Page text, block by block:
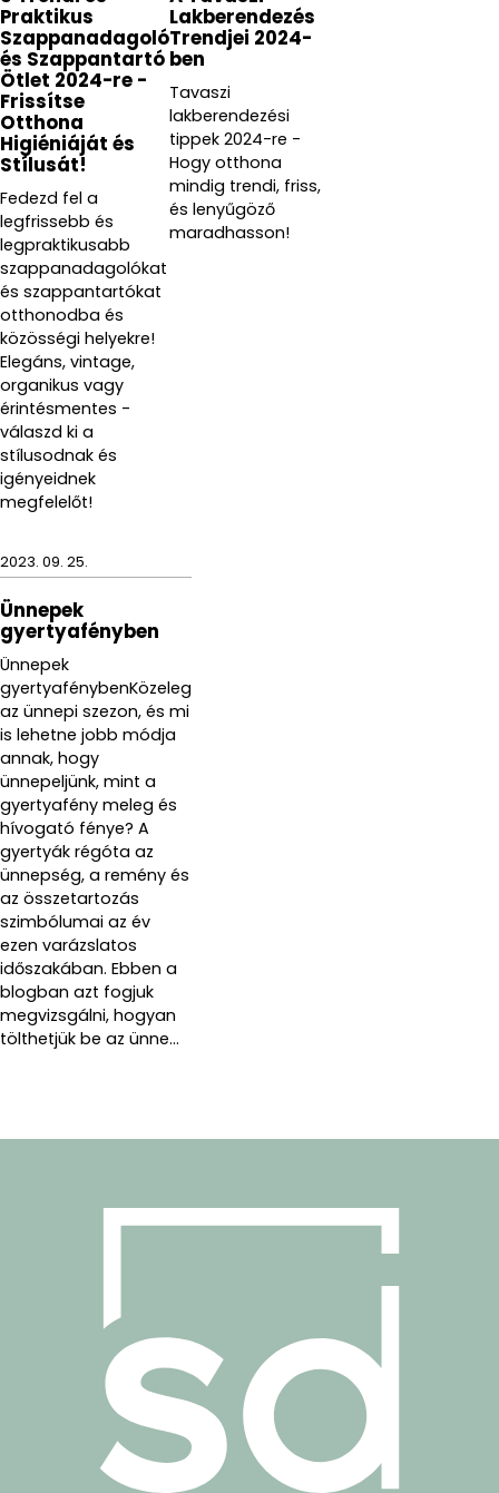
Praktikus
Szappanadagoló
és Szappantartó
Ötlet 2024-re -
Frissítse
Otthona
Higiéniáját és
Stílusát!
Fedezd fel a
legfrissebb és
legpraktikusabb
szappanadagolókat
és szappantartókat
otthonodba és
közösségi helyekre!
Elegáns, vintage,
organikus vagy
érintésmentes -
válaszd ki a
stílusodnak és
igényeidnek
megfelelőt!
Lakberendezés
Trendjei 2024-
ben
Tavaszi
lakberendezési
tippek 2024-re -
Hogy otthona
mindig trendi, friss,
és lenyűgöző
maradhasson!
2023. 09. 25.
Ünnepek
gyertyafényben
Ünnepek
gyertyafénybenKözeleg
az ünnepi szezon, és mi
is lehetne jobb módja
annak, hogy
ünnepeljünk, mint a
gyertyafény meleg és
hívogató fénye? A
gyertyák régóta az
ünnepség, a remény és
az összetartozás
szimbólumai az év
ezen varázslatos
időszakában. Ebben a
blogban azt fogjuk
megvizsgálni, hogyan
tölthetjük be az ünne...